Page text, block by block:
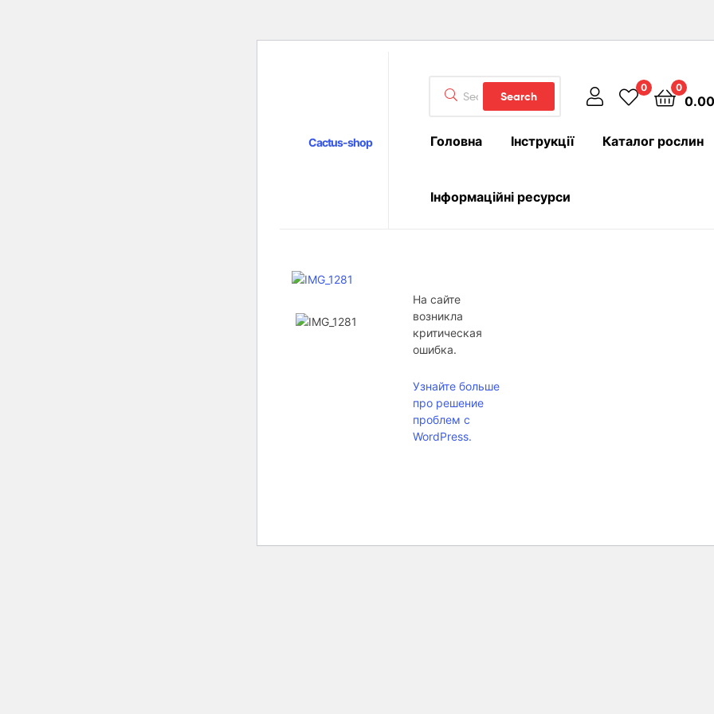
Cactus-shop
for:
Search
0 0
0.00
Головна Інструкції Каталог рослин
Інформаційні ресурси
На сайте
возникла
критическая
ошибка.
Узнайте больше
про решение
проблем с
WordPress.